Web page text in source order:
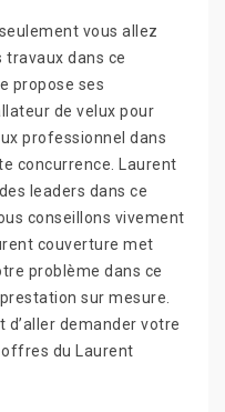
vous allez
dans ce
propose ses
de velux pour
professionnel dans
concurrence. Laurent
leaders dans ce
conseillons vivement
couverture met
problème dans ce
sur mesure.
d’aller demander votre
du Laurent